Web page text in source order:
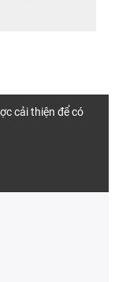
cải thiện để có